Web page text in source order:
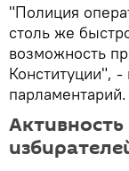
"Полиция
столь же
возможность
Конституции", -
парламентарий.